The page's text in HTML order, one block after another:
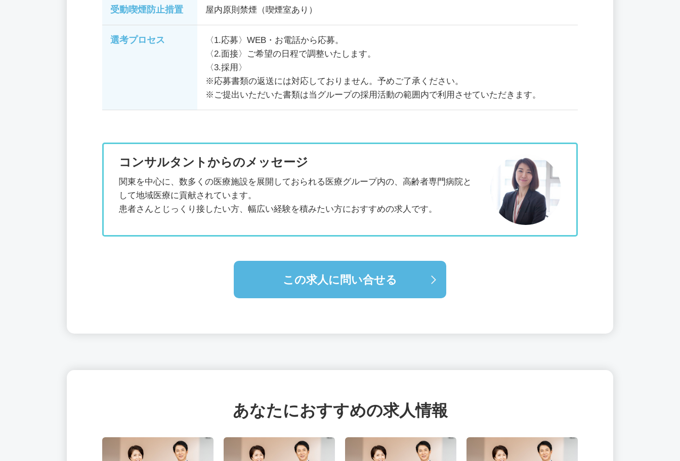
受動喫煙防止措置 屋内原則禁煙（喫煙室あり）
選考プロセス
〈1.応募〉WEB・お電話から応募。
〈2.面接〉ご希望の日程で調整いたします。
〈3.採用〉
※応募書類の返送には対応しておりません。予めご了承ください。
※ご提出いただいた書類は当グループの採用活動の範囲内で利用させていただきます。
コンサルタントからのメッセージ
関東を中心に、数多くの医療施設を展開しておられる医療グループ内の、高齢者専門病院と
して地域医療に貢献されています。
患者さんとじっくり接したい方、幅広い経験を積みたい方におすすめの求人です。
この求人に問い合せる
あなたにおすすめの求人情報